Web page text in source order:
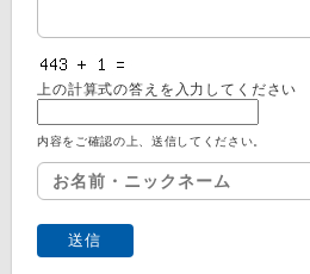
上の計算式の答えを入力してください
内容をご確認の上、送信してください。